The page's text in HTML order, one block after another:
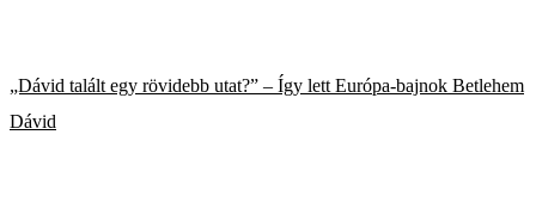
„Dávid talált egy rövidebb utat?” – Így lett Európa-bajnok Betlehem
Dávid